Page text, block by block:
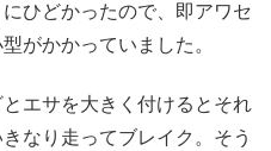
ひどかったので、即アワセ
がかかっていました。
エサを大きく付けるとそれ
なり走ってブレイク。そう